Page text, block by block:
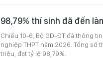
98,79% thí sinh đã đến
Chiều 10-6, Bộ GD-ĐT đã thông
nghiệp THPT năm 2026. Tổng số
triệu, đạt tỷ lệ 98,79%.